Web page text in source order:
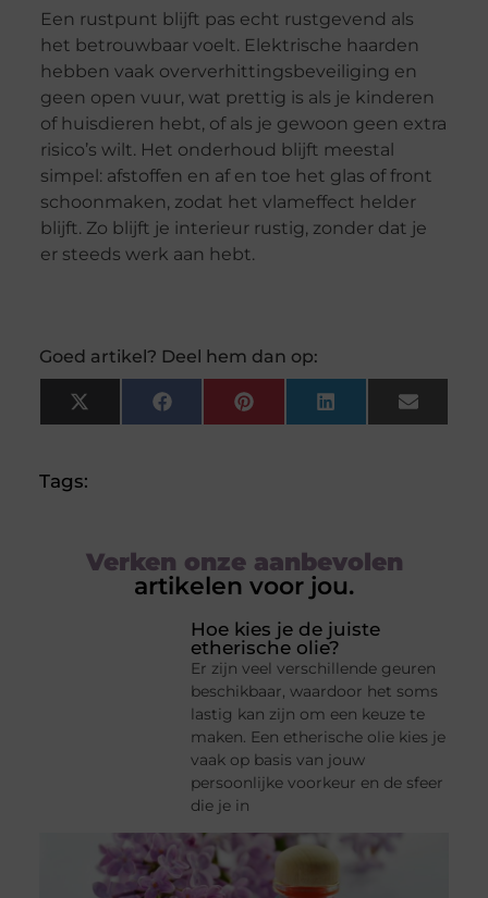
Een rustpunt blijft pas echt rustgevend als
het betrouwbaar voelt. Elektrische haarden
hebben vaak oververhittingsbeveiliging en
geen open vuur, wat prettig is als je kinderen
of huisdieren hebt, of als je gewoon geen extra
risico’s wilt. Het onderhoud blijft meestal
simpel: afstoffen en af en toe het glas of front
schoonmaken, zodat het vlameffect helder
blijft. Zo blijft je interieur rustig, zonder dat je
er steeds werk aan hebt.
Goed artikel? Deel hem dan op:
X
(Twitter)
FacebookPinterestLinkedInEmail
Tags:
Verken onze aanbevolen
artikelen voor jou.
Hoe kies je de juiste
etherische olie?
Er zijn veel verschillende geuren
beschikbaar, waardoor het soms
lastig kan zijn om een keuze te
maken. Een etherische olie kies je
vaak op basis van jouw
persoonlijke voorkeur en de sfeer
die je in